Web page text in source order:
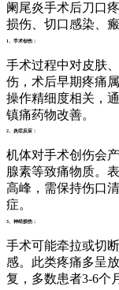
阑尾炎手术后刀口
损伤、切口感染、
1、手术创伤：
手术过程中对皮肤
伤，术后早期疼痛
操作精细度相关，
镇痛药物改善。
2、炎症反应：
机体对手术创伤会
腺素等致痛物质。
高峰，需保持伤口
症。
3、神经损伤：
手术可能牵拉或切
感。此类疼痛多呈
复，多数患者3-6个